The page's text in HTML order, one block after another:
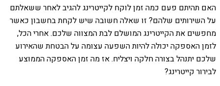
האם תהיתם פעם כמה זמן לוקח לקייטרינג להגיב לאחר ששאלתם
על השירותים שלהם? זו שאלה חשובה שיש לקחת בחשבון כאשר
מחפשים את הקייטרינג המושלם לבת המצווה שלכם. אחרי הכל,
לזמן האספקה ​​יכולה להיות השפעה עצומה על הבטחת שהאירוע
שלכם יתנהל בצורה חלקה ויצליח. אז מה זמן האספקה ​​הממוצע
לבירור קייטרינג?